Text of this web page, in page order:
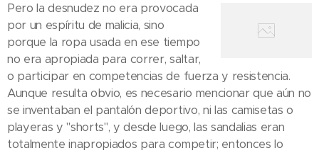
Pero la desnudez no era provocada
por un espíritu de malicia, sino
porque la ropa usada en ese tiempo
no era apropiada para correr, saltar,
o participar en competencias de fuerza y resistencia.
Aunque resulta obvio, es necesario mencionar que aún no
se inventaban el pantalón deportivo, ni las camisetas o
playeras y "shorts", y desde luego, las sandalias eran
totalmente inapropiados para competir; entonces lo